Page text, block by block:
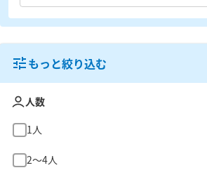
もっと絞り込む
人数
1人
2〜4人